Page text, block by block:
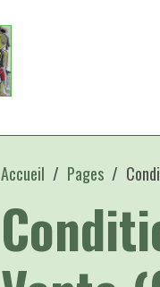
Accueil Pages